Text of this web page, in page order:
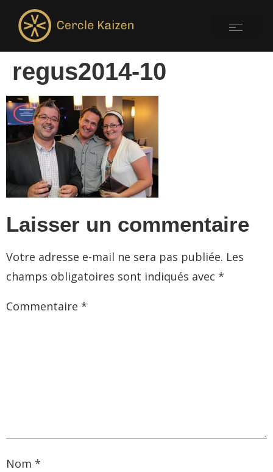
regus2014-10
Laisser un commentaire
Votre adresse e-mail ne sera pas publiée. Les
champs obligatoires sont indiqués avec *
Commentaire *
Nom *